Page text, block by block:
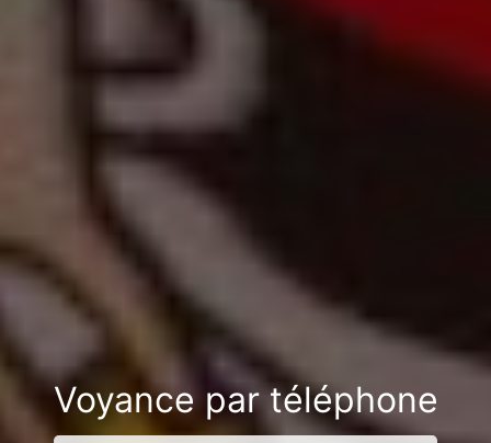
Voyance par téléphone